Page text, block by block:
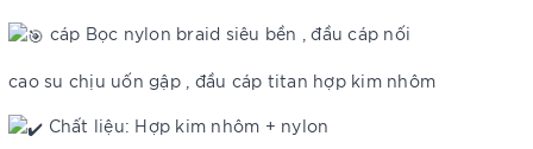
cáp Bọc nylon braid siêu bền , đầu cáp nối
cao su chịu uốn gập , đầu cáp titan hợp kim nhôm
Chất liệu: Hợp kim nhôm + nylon